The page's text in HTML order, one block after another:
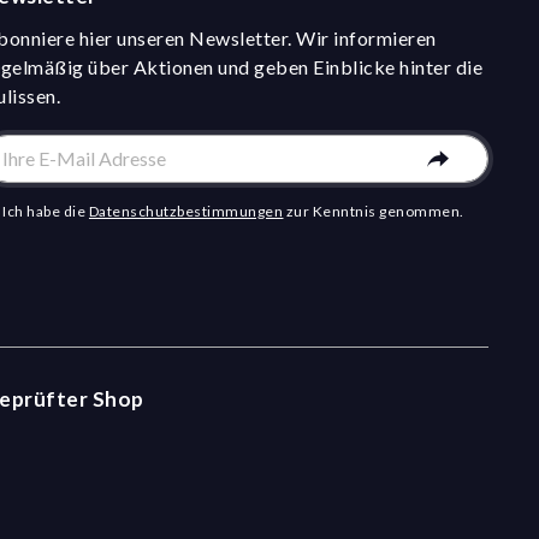
hier unseren Newsletter. Wir informieren
über Aktionen und geben Einblicke hinter die
Ich habe die Datenschutzbestimmungen zur Kenntnis genommen.
Shop